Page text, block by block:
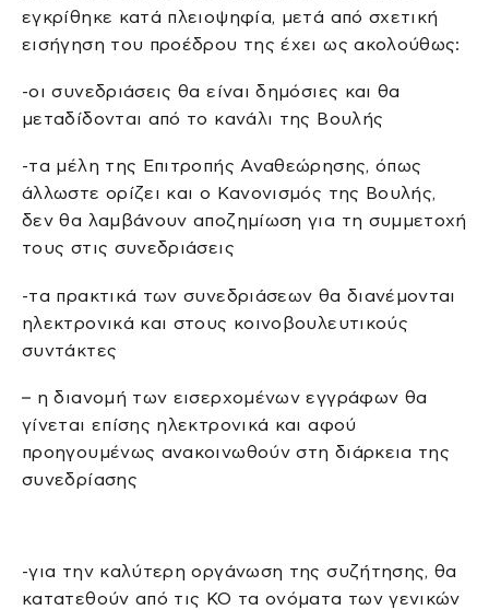
εγκρίθηκε κατά πλειοψηφία, μετά από σχετική
εισήγηση του προέδρου της έχει ως ακολούθως:
-οι συνεδριάσεις θα είναι δημόσιες και θα
μεταδίδονται από το κανάλι της Βουλής
-τα μέλη της Επιτροπής Αναθεώρησης, όπως
άλλωστε ορίζει και ο Κανονισμός της Βουλής,
δεν θα λαμβάνουν αποζημίωση για τη συμμετοχή
τους στις συνεδριάσεις
-τα πρακτικά των συνεδριάσεων θα διανέμονται
ηλεκτρονικά και στους κοινοβουλευτικούς
συντάκτες
– η διανομή των εισερχομένων εγγράφων θα
γίνεται επίσης ηλεκτρονικά και αφού
προηγουμένως ανακοινωθούν στη διάρκεια της
συνεδρίασης
-για την καλύτερη οργάνωση της συζήτησης, θα
κατατεθούν από τις ΚΟ τα ονόματα των γενικών